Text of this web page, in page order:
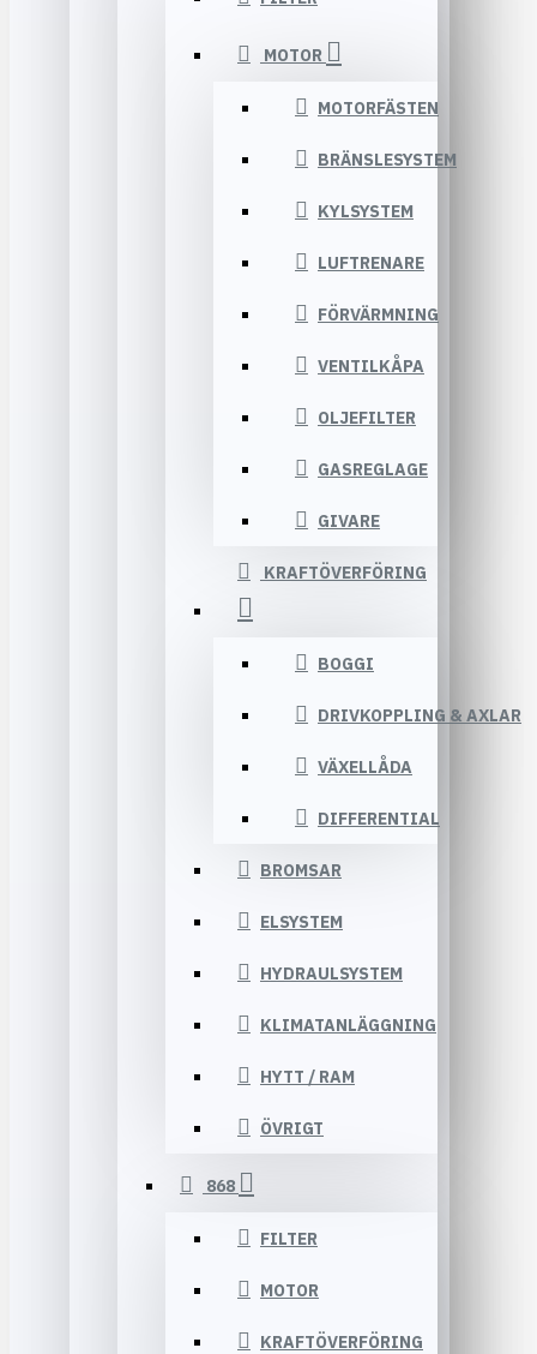
MOTOR
MOTORFÄSTEN
BRÄNSLESYSTEM
KYLSYSTEM
LUFTRENARE
FÖRVÄRMNING
VENTILKÅPA
OLJEFILTER
GASREGLAGE
GIVARE
KRAFTÖVERFÖRING
BOGGI
DRIVKOPPLING & AXLAR
VÄXELLÅDA
DIFFERENTIAL
BROMSAR
ELSYSTEM
HYDRAULSYSTEM
KLIMATANLÄGGNING
HYTT / RAM
ÖVRIGT
868
FILTER
MOTOR
KRAFTÖVERFÖRING